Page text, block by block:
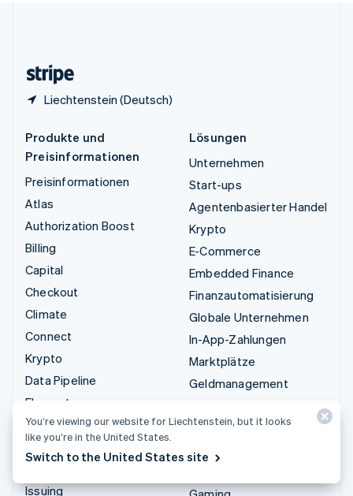
Liechtenstein (Deutsch)
Produkte und
Preisinformationen
Preisinformationen
Atlas
Authorization Boost
Billing
Capital
Checkout
Climate
Connect
Krypto
Data Pipeline
Elements
Financial Connections
Identity
Issuing
Lösungen
Unternehmen
Start-ups
Agentenbasierter Handel
Krypto
E-Commerce
Embedded Finance
Finanzautomatisierung
Globale Unternehmen
In-App-Zahlungen
Marktplätze
Geldmanagement
SaaS
KI-Unternehmen
You’re viewing our website for Liechtenstein, but it looks
like you’re in the United States.
Switch to the United States site